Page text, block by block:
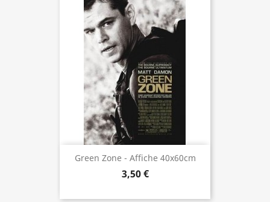
Green Zone - Affiche 40x60cm
3,50 €